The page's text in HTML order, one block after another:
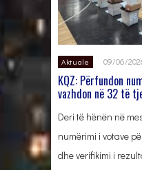
Aktuale 09/06/
KQZ: Përfundon
vazhdon në 32 të
Deri të hënën në
numërimi i votave
dhe verifikimi i